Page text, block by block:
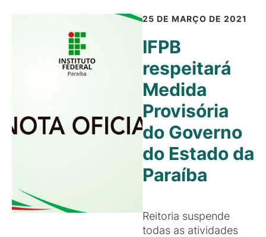
25 DE MARÇO DE 2021
IFPB
respeitará
Medida
Provisória
do Governo
do Estado da
Paraíba
Reitoria suspende
todas as atividades